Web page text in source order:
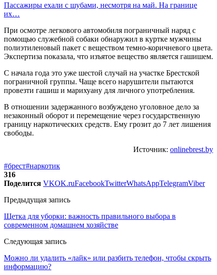
Пассажиры ехали с шубами, несмотря на май. На границе
их…
При осмотре легкового автомобиля пограничный наряд с
помощью служебной собаки обнаружил в куртке мужчины
полиэтиленовый пакет с веществом темно-коричневого цвета.
Экспертиза показала, что изъятое вещество является гашишем.
С начала года это уже шестой случай на участке Брестской
пограничной группы. Чаще всего нарушители пытаются
провезти гашиш и марихуану для личного употребления.
В отношении задержанного возбуждено уголовное дело за
незаконный оборот и перемещение через государственную
границу наркотических средств. Ему грозит до 7 лет лишения
свободы.
Источник: onlinebrest.by
#брест#наркотик
316
Поделится VKOK.ruFacebookTwitterWhatsAppTelegramViber
Предыдущая запись
Щетка для уборки: важность правильного выбора в
современном домашнем хозяйстве
Следующая запись
Можно ли удалить «лайк» или разбить телефон, чтобы скрыть
информацию?